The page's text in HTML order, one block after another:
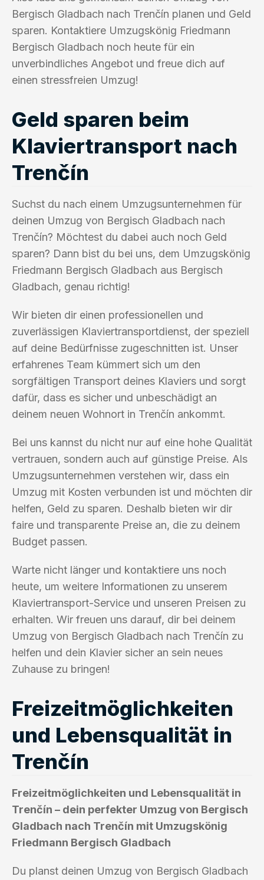
Bergisch Gladbach nach Trenčín planen und Geld
sparen. Kontaktiere Umzugskönig Friedmann
Bergisch Gladbach noch heute für ein
unverbindliches Angebot und freue dich auf
einen stressfreien Umzug!
Geld sparen beim
Klaviertransport nach
Trenčín
Suchst du nach einem Umzugsunternehmen für
deinen Umzug von Bergisch Gladbach nach
Trenčín? Möchtest du dabei auch noch Geld
sparen? Dann bist du bei uns, dem Umzugskönig
Friedmann Bergisch Gladbach aus Bergisch
Gladbach, genau richtig!
Wir bieten dir einen professionellen und
zuverlässigen Klaviertransportdienst, der speziell
auf deine Bedürfnisse zugeschnitten ist. Unser
erfahrenes Team kümmert sich um den
sorgfältigen Transport deines Klaviers und sorgt
dafür, dass es sicher und unbeschädigt an
deinem neuen Wohnort in Trenčín ankommt.
Bei uns kannst du nicht nur auf eine hohe Qualität
vertrauen, sondern auch auf günstige Preise. Als
Umzugsunternehmen verstehen wir, dass ein
Umzug mit Kosten verbunden ist und möchten dir
helfen, Geld zu sparen. Deshalb bieten wir dir
faire und transparente Preise an, die zu deinem
Budget passen.
Warte nicht länger und kontaktiere uns noch
heute, um weitere Informationen zu unserem
Klaviertransport-Service und unseren Preisen zu
erhalten. Wir freuen uns darauf, dir bei deinem
Umzug von Bergisch Gladbach nach Trenčín zu
helfen und dein Klavier sicher an sein neues
Zuhause zu bringen!
Freizeitmöglichkeiten
und Lebensqualität in
Trenčín
Freizeitmöglichkeiten und Lebensqualität in
Trenčín – dein perfekter Umzug von Bergisch
Gladbach nach Trenčín mit Umzugskönig
Friedmann Bergisch Gladbach
Du planst deinen Umzug von Bergisch Gladbach